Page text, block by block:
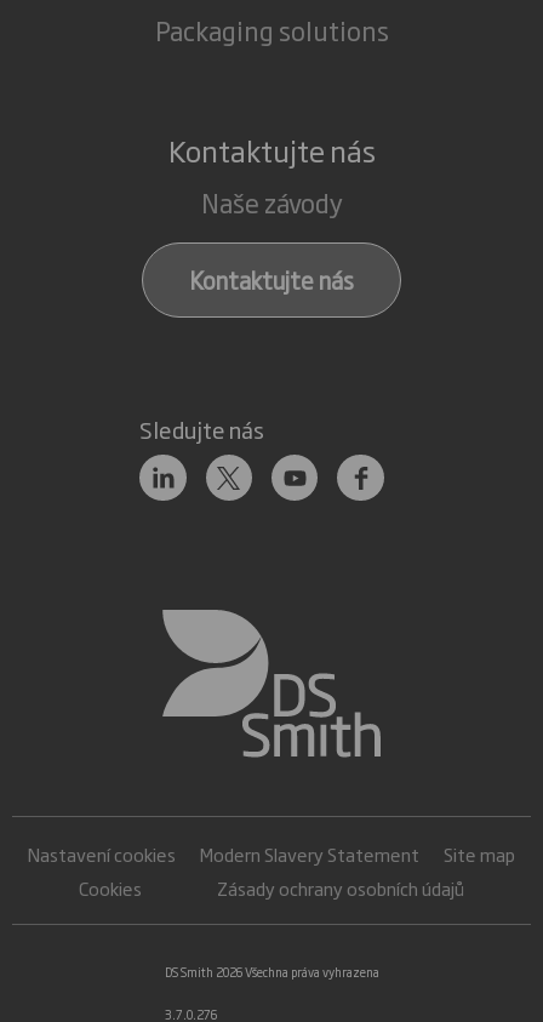
Packaging solutions
Kontaktujte nás
Naše závody
Kontaktujte nás
Sledujte nás
Nastavení cookies Modern Slavery Statement
Site map
Cookies
Zásady ochrany osobních údajů
DS Smith 2026 Všechna práva vyhrazena
3.7.0.276